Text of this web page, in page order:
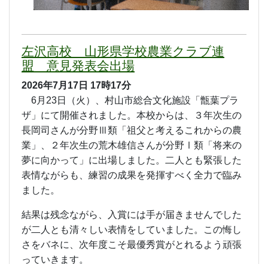
左沢高校 山形県学校農業クラブ連
盟 意見発表会出場
2026年7月17日 17時17分
6月23日（火）、村山市総合文化施設「甑葉プラ
ザ」にて開催されました。本校からは、３年次生の
長岡司さんが分野Ⅲ類「祖父と考えるこれからの農
業」、２年次生の荒木雄信さんが分野Ⅰ類「将来の
夢に向かって」に出場しました。二人とも緊張した
表情ながらも、練習の成果を発揮すべく全力で臨み
ました。
結果は残念ながら、入賞には手が届きませんでした
が二人とも清々しい表情をしていました。この悔し
さをバネに、次年度こそ最優秀賞がとれるよう頑張
っていきます。